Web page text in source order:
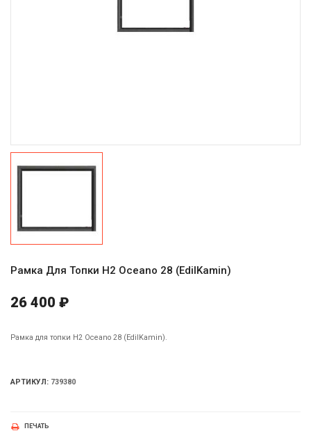
Рамка Для Топки H2 Oceano 28 (EdilKamin)
26 400 ₽
Рамка для топки H2 Oceano 28 (EdilKamin).
АРТИКУЛ: 739380
ПЕЧАТЬ